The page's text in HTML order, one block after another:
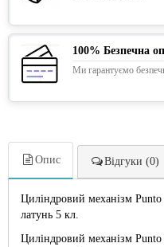
100% Безпечна
Ми гарантуємо
Опис Відгуки (0)
Циліндровий механізм
латунь 5 кл.
Циліндровий механізм